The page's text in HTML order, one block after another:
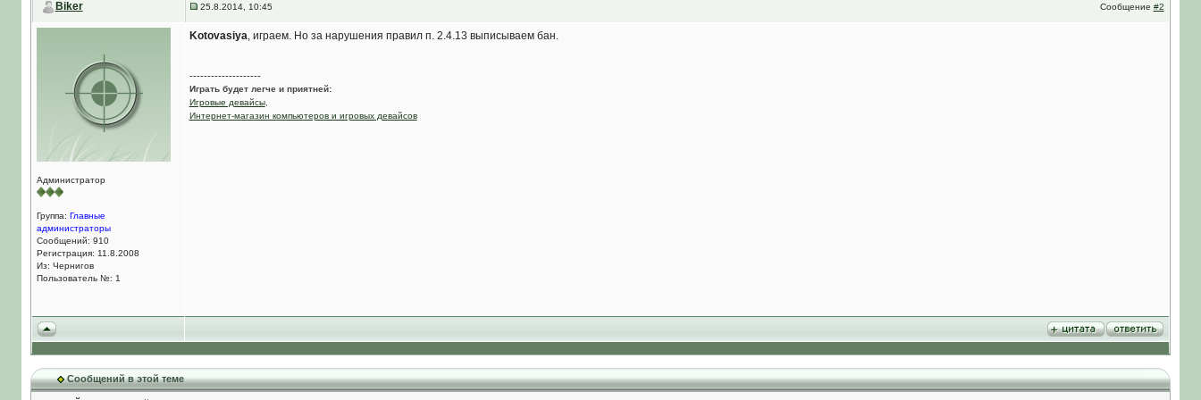
Biker 25.8.2014, 10:45 Сообщение #2
Администратор
Группа: Главные
администраторы
Сообщений: 910
Регистрация: 11.8.2008
Из: Чернигов
Пользователь №: 1
Kotovasiya, играем. Но за нарушения правил п. 2.4.13 выписываем бан.
--------------------
Играть будет легче и приятней:
Игровые девайсы,
Интернет-магазин компьютеров и игровых девайсов
Сообщений в этой теме